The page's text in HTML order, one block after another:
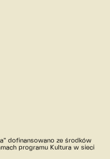
dofinansowano ze środków
programu Kultura w sieci